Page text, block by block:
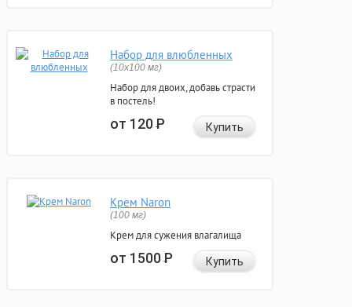
Набор для влюбленных
(10х100 мг)
Набор для двоих, добавь страсти
в постель!
от 120Р Купить
Крем Naron
(100 мг)
Крем для сужения влагалища
от 1500Р Купить